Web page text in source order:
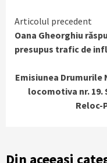
Continue
Reading
Articolul precedent
Oana Gheorghiu
presupus trafic de
Emisiunea Drumurile
locomotiva nr. 19.
Reloc-
Din aceeași